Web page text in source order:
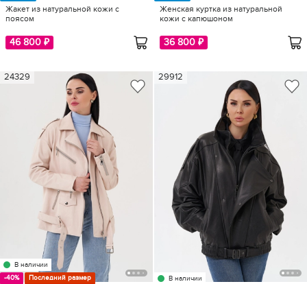
Жакет из натуральной кожи с
поясом
46 800 ₽
Женская куртка из натуральной
кожи с капюшоном
36 800 ₽
В наличии
-40%
Последний размер
24329
В наличии
29912